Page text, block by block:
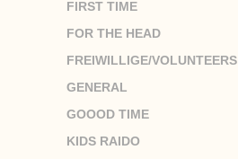
FIRST TIME
FOR THE HEAD
FREIWILLIGE/VOLUNTEERS
GENERAL
GOOOD TIME
KIDS RAIDO